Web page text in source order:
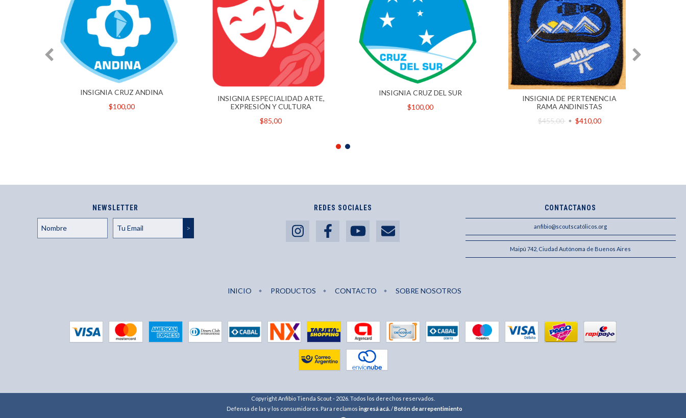
INSIGNIA CRUZ ANDINA
$100,00
INSIGNIA ESPECIALIDAD ARTE,
EXPRESIÓN Y CULTURA
$85,00
INSIGNIA CRUZ DEL SUR
$100,00
INSIGNIA DE PERTENENCIA
RAMA ANDINISTAS
$455,00
$410,00
NEWSLETTER REDES SOCIALES CONTACTANOS
anfibio@scoutscatólicos.org
Maipú 742, Ciudad Autónoma de Buenos Aires
INICIO PRODUCTOS CONTACTO SOBRE NOSOTROS
Copyright Anfibio Tienda Scout - 2026. Todos los derechos reservados.
Defensa de las y los consumidores. Para reclamos ingresá acá./Botón de arrepentimiento